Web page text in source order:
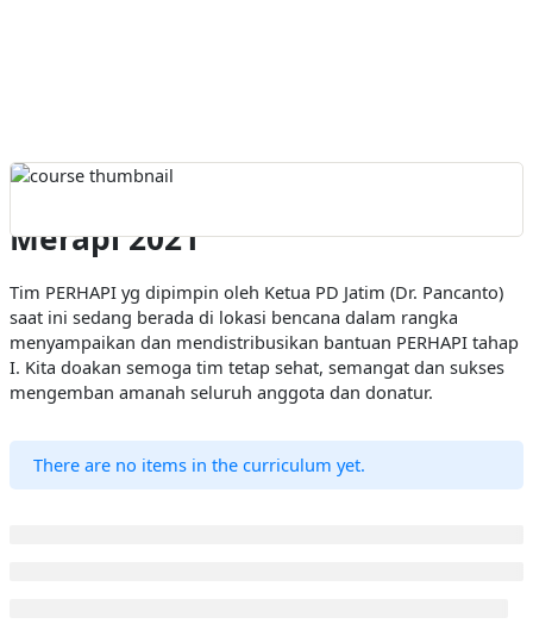
Merapi 2021
Tim PERHAPI yg dipimpin oleh Ketua PD Jatim (Dr. Pancanto)
saat ini sedang berada di lokasi bencana dalam rangka
menyampaikan dan mendistribusikan bantuan PERHAPI tahap
I. Kita doakan semoga tim tetap sehat, semangat dan sukses
mengemban amanah seluruh anggota dan donatur.
There are no items in the curriculum yet.